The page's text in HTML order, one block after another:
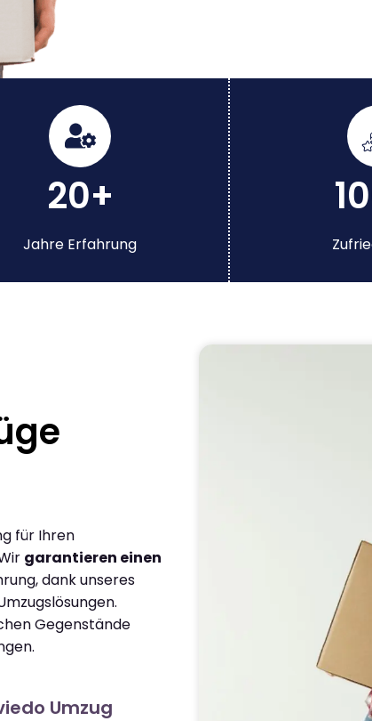
20+
Jahre Erfahrung
für Ihren
garantieren einen
dank unseres
Gegenstände
Umzug